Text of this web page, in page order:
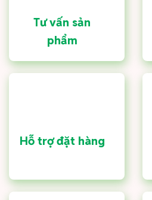
Tư vấn sản
phẩm
Hỗ trợ đặt hàng